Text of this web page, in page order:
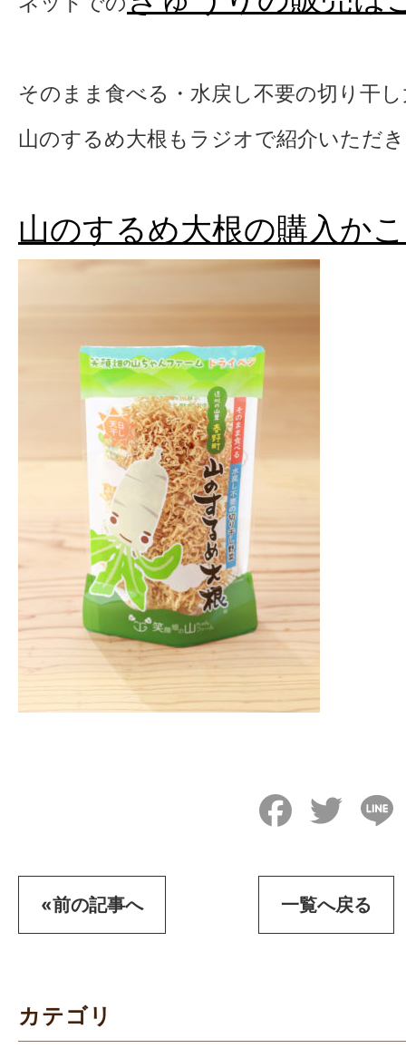
そのまま食べる・水戻し不要の切り干
山のするめ大根もラジオで紹介いただ
山のするめ大根の購入か
FacebookTwitter
«前の記事へ 一覧へ戻る
カテゴリ